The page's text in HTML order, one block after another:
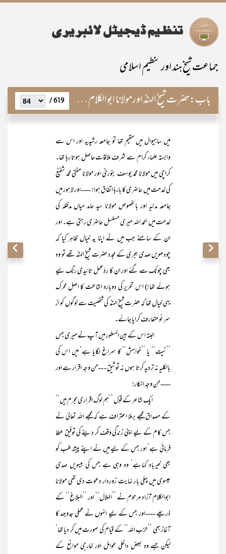
جماعت شیخ ہند اور تنظیم اسلامی
باب:حضرت شیخ الہندؒ اورمولانا ابوالکلام آزاد 619 /
میں ساہیوال میں مقیم تھا تو جامعہ رشیدیہ اور اس سے
وابستہ علماء کرام سے شرف ملاقات حاصل ہوتا رہا تھا۔
کراچی میں مولانا محمد یوسف بنوریؒ اور مولانا مفتی محمد شفیعؒ
کی خدمت میں حاضری کا بارہا اتفاق ہوا! ----اور لاہور میں
جامعہ مدنیہ اور بالخصوص مولانا سید حامد میاں مدظلہ کی
خدمت میں بحمد اللہ میری مسلسل حاضری رہتی ہے۔ اور
ان کے سامنے جب میں نے اپنا یہ خیال ظاہر کیا کہ
چودھویں صدی ہجری کے مجدد حضرت شیخ الہندؒ تھے تو وہ
بھی چونک سے گئے اور ان کا ردِّعمل تائیدی رنگ لیے
ہوئے تھا!) اس تحریر کی دوبارہ اشاعت کا اصل محرک
یہی خیال تھا کہ حضرت شیخ الہندؒ کی شخصیت سے لوگوں کو از
سر نو متعارف کرایا جائے۔
البتہ اس کے بین السطور میں آپ نے میری جس
’’نیت‘‘ یا ’’خواہش‘‘ کا سراغ لگایا ہے‘ میں اس کی
بالکلیہ نہ تردید کرتا ہوں نہ توثیق - --من وجہ اقرار ہے اور
----من وجہ انکار!
ایک شاعر کے قول ’’ہم لوگ اقراری مجرم ہیں‘‘
کے مصداق مجھے برملا اعتراف ہے کہ مجھے اللہ تعالیٰ نے
جس کام کے لیے اپنی زندگی وقف کر دینے کی توفیق عطا
فرمائی ہے‘ اور جس کے لیے میں نے اپنے پیشۂ طب کو
بھی خیرباد کہاہے‘ وہ وہی ہے جس کی بیسویں صدی
عیسوی میں پہلی بار نہایت زوردار دعوت دی تھی مولانا
ابوالکلام آزاد مرحوم نے ’’الہلال‘‘ اور ’’البلاغ‘‘ کے
ذریعے ----اور جس کے لیے انہوں نے عملی جدوجہد کا
آغاز بھی ’’حزب اللہ‘‘ کے قیام کی صورت میں کر دیا تھا‘
لیکن جسے وہ بعض داخلی عوامل اور خارجی موانع کے